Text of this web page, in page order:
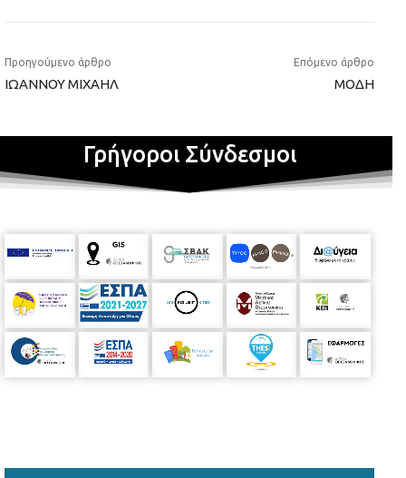
Προηγούμενο άρθρο
ΙΩΑΝΝΟΥ ΜΙΧΑΗΛ
Επόμενο άρθρο
ΜΟΔΗ
Γρήγοροι Σύνδεσμοι